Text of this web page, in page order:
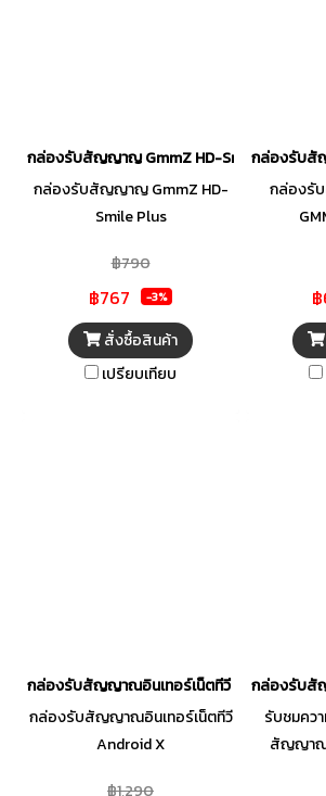
กล่องรับสัญญาญ GmmZ HD-Smile Plus
กล่องรับสัญญาญ GmmZ HD-
Smile Plus
฿790
฿767 -3%
สั่งซื้อสินค้า
เปรียบเทียบ
กล่องรับสั
กล่องรั
กล่องรับสัญญาณอินเทอร์เน็ตทีวี Android X
กล่องรับสัญญาณอินเทอร์เน็ตทีวี
Android X
฿1,290
กล่องรับสั
รับชมคว
สัญญาณ